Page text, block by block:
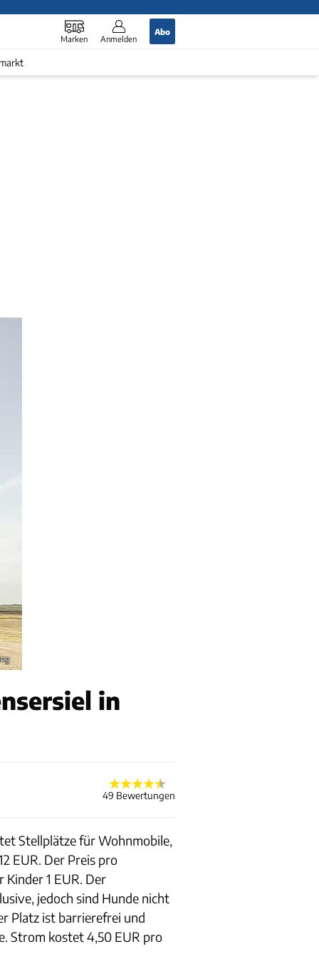
Marken Anmelden
Abo
in
49 Bewertungen
Stellplätze für Wohnmobile,
EUR. Der Preis pro
1 EUR. Der
jedoch sind Hunde nicht
Platz ist barrierefrei und
Strom kostet 4,50 EUR pro